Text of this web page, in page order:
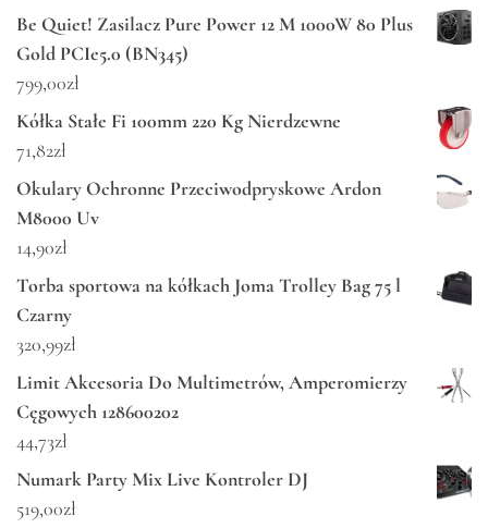
Be Quiet! Zasilacz Pure Power 12 M 1000W 80 Plus
Gold PCIe5.0 (BN345)
799,00zł
Kółka Stałe Fi 100mm 220 Kg Nierdzewne
71,82zł
Okulary Ochronne Przeciwodpryskowe Ardon
M8000 Uv
14,90zł
Torba sportowa na kółkach Joma Trolley Bag 75 l
Czarny
320,99zł
Limit Akcesoria Do Multimetrów, Amperomierzy
Cęgowych 128600202
44,73zł
Numark Party Mix Live Kontroler DJ
519,00zł